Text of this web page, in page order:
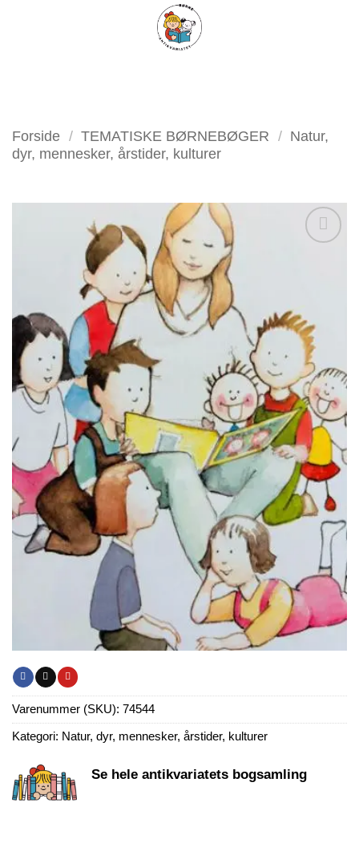
FILTER
Forside / TEMATISKE BØRNEBØGER / Natur,
dyr, mennesker, årstider, kulturer
Varenummer (SKU): 74544
Kategori: Natur, dyr, mennesker, årstider, kulturer
Se hele antikvariatets bogsamling